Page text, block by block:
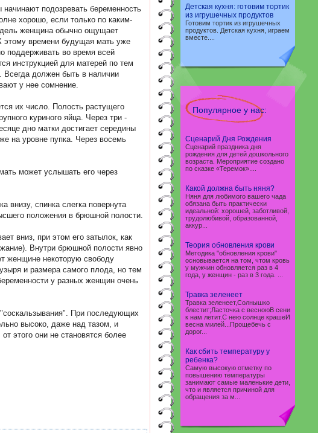
подозревать беременность
хорошо, если только по каким-
женщина обычно ощущает
этому времени будущая мать уже
поддерживать во время всей
инструкцией для матерей по тем
Всегда должен быть в наличии
у нее сомнение.
их число. Полость растущего
куриного яйца. Через три -
дно матки достигает середины
на уровне пупка. Через восемь
может услышать его через
внизу, спинка слегка повернута
положения в брюшной полости.
вниз, при этом его затылок, как
Внутри брюшной полости явно
женщине некоторую свободу
и размера самого плода, но тем
у разных женщин очень
"соскальзывания". При последующих
высоко, даже над тазом, и
этого они не становятся более
Детская кухня: готовим тортик
из игрушечных продуктов
Готовим тортик из игрушечных
продуктов. Детская кухня, играем
вместе....
Популярное у нас:
Сценарий Дня Рождения
Сценарий праздника дня
рождения для детей дошкольного
возраста. Мероприятие создано
по сказке «Теремок»....
Какой должна быть няня?
Няня для любимого вашего чада
обязана быть практически
идеальной: хорошей, заботливой,
трудолюбивой, образованной,
аккур...
Теория обновления крови
Методика "обновления крови"
основывается на том, чтом кровь
у мужчин обновляется раз в 4
года, у женщин - раз в 3 года. ...
Травка зеленеет
Травка зеленеет,Солнышко
блестит;Ласточка с весноюВ сени
к нам летит.С нею солнце крашеИ
весна милей...Прощебечь с
дорог...
Как сбить температуру у
ребенка?
Самую высокую отметку по
повышению температуры
занимают самые маленькие дети,
что и является причиной для
обращения за м...